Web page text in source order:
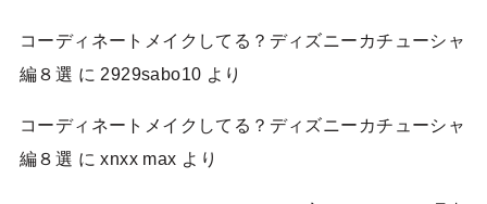
コーディネートメイクしてる？ディズニーカチューシャ
編８選 に 2929sabo10 より
コーディネートメイクしてる？ディズニーカチューシャ
編８選 にxnxx max より